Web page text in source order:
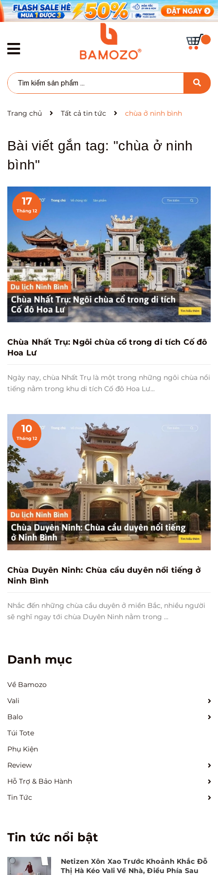
Trang chủ Tất cả tin tức chùa ở ninh bình
Bài viết gắn tag: "chùa ở ninh
bình"
17
Tháng 12
Chùa Nhất Trụ: Ngôi chùa cổ trong di tích Cố đô
Hoa Lư
Ngày nay, chùa Nhất Trụ là một trong những ngôi chùa nổi
tiếng nằm trong khu di tích Cố đô Hoa Lư...
10
Tháng 12
Chùa Duyên Ninh: Chùa cầu duyên nổi tiếng ở
Ninh Bình
Nhắc đến những chùa cầu duyên ở miền Bắc, nhiều người
sẽ nghĩ ngay tới chùa Duyên Ninh nằm trong ...
Danh mục
Về Bamozo
Vali
Balo
Túi Tote
Phụ Kiện
Review
Hỗ Trợ & Bảo Hành
Tin Tức
Tin tức nổi bật
Netizen Xôn Xao Trước Khoảnh Khắc Đỗ
Thị Hà Kéo Vali Về Nhà, Điều Phía Sau